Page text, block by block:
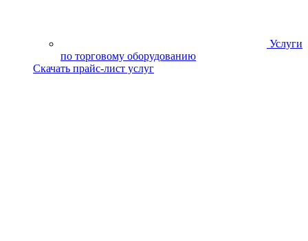
Услуги
по торговому оборудованию
Скачать прайс-лист услуг